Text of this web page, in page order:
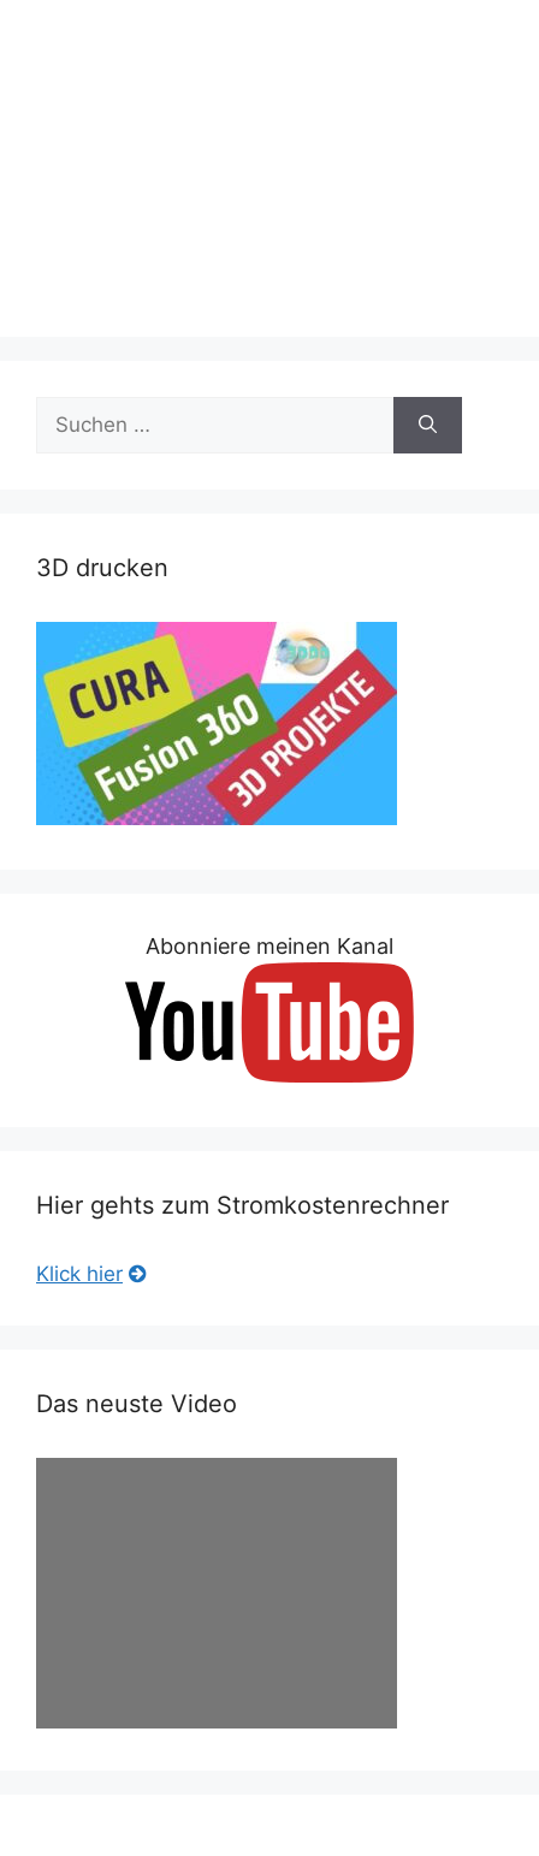
Suche
nach:
3D drucken
Abonniere meinen Kanal
Hier gehts zum Stromkostenrechner
Klick hier
Das neuste Video